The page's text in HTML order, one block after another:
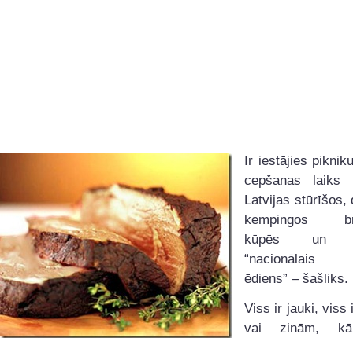
Ir iestājies
cepšanas laiks
Latvijas stūrīšos,
kempingos
kūpēs un
“nacionālais
ēdiens” – šašliks.
Viss ir jauki, viss
vai zinām,